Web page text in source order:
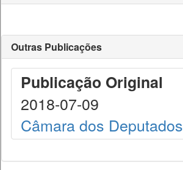
Outras Publicações
Publicação Original
2018-07-09
Câmara dos Deputados